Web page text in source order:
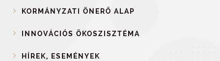
KORMÁNYZATI ÖNERŐ ALAP
INNOVÁCIÓS ÖKOSZISZTÉMA
HÍREK, ESEMÉNYEK